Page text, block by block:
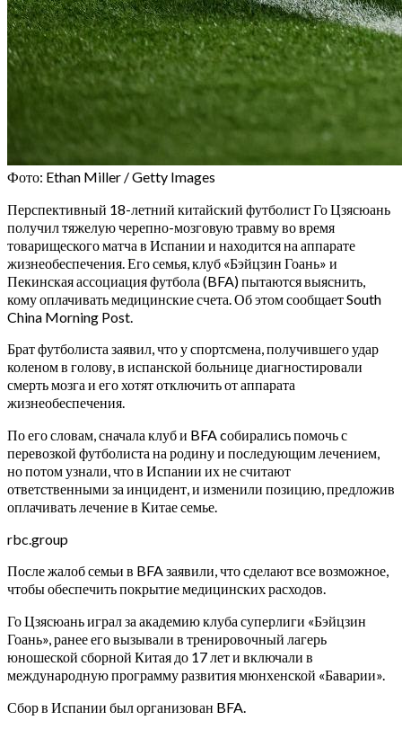
Фото: Ethan Miller / Getty Images
Перспективный 18-летний китайский футболист Го Цзясюань
получил тяжелую черепно-мозговую травму во время
товарищеского матча в Испании и находится на аппарате
жизнеобеспечения. Его семья, клуб «Бэйцзин Гоань» и
Пекинская ассоциация футбола (BFA) пытаются выяснить,
кому оплачивать медицинские счета. Об этом сообщает South
China Morning Post.
Брат футболиста заявил, что у спортсмена, получившего удар
коленом в голову, в испанской больнице диагностировали
смерть мозга и его хотят отключить от аппарата
жизнеобеспечения.
По его словам, сначала клуб и BFA cобирались помочь с
перевозкой футболиста на родину и последующим лечением,
но потом узнали, что в Испании их не считают
ответственными за инцидент, и изменили позицию, предложив
оплачивать лечение в Китае семье.
rbc.group
После жалоб семьи в BFA заявили, что сделают все возможное,
чтобы обеспечить покрытие медицинских расходов.
Го Цзясюань играл за академию клуба суперлиги «Бэйцзин
Гоань», ранее его вызывали в тренировочный лагерь
юношеской сборной Китая до 17 лет и включали в
международную программу развития мюнхенской «Баварии».
Сбор в Испании был организован BFA.